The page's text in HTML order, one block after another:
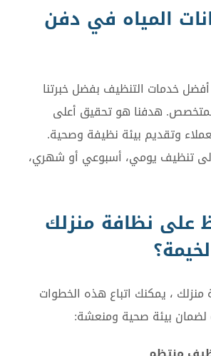
المياه في دفن
خدمات التنظيف بفضل خبرتنا
هدفنا هو تحقيق أعلى
وتقديم بيئة نظيفة وصحية.
تنظيف يومي، أسبوعي أو شهري،
على نظافة منزلك
، يمكنك اتباع هذه الخطوات
لضمان بيئة صحية ومنعشة: